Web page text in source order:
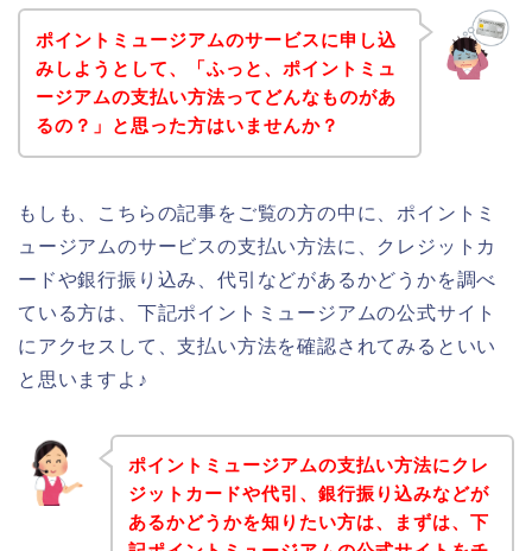
ポイントミュージアムのサービスに申し込
みしようとして、「ふっと、ポイントミュ
ージアムの支払い方法ってどんなものがあ
るの？」と思った方はいませんか？
もしも、こちらの記事をご覧の方の中に、ポイントミ
ュージアムのサービスの支払い方法に、クレジットカ
ードや銀行振り込み、代引などがあるかどうかを調べ
ている方は、下記ポイントミュージアムの公式サイト
にアクセスして、支払い方法を確認されてみるといい
と思いますよ♪
ポイントミュージアムの支払い方法にクレ
ジットカードや代引、銀行振り込みなどが
あるかどうかを知りたい方は、まずは、下